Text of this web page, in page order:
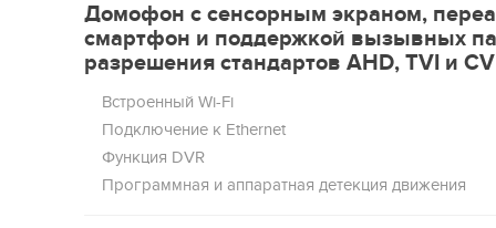
Домофон с сенсорным экраном,
смартфон и поддержкой вызывных
разрешения стандартов AHD, TVI и
Встроенный Wi-Fi
Подключение к Ethernet
Функция DVR
Программная и аппаратная детекция движения